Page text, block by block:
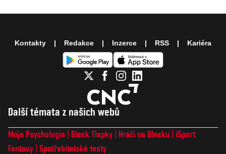
Další témata z našich webů
Moje Psychologie Blesk Tlapky Hráči na Blesku
iSport
Fantasy Spotřebitelské testy
Kontakty Redakce Inzerce RSS Kariéra